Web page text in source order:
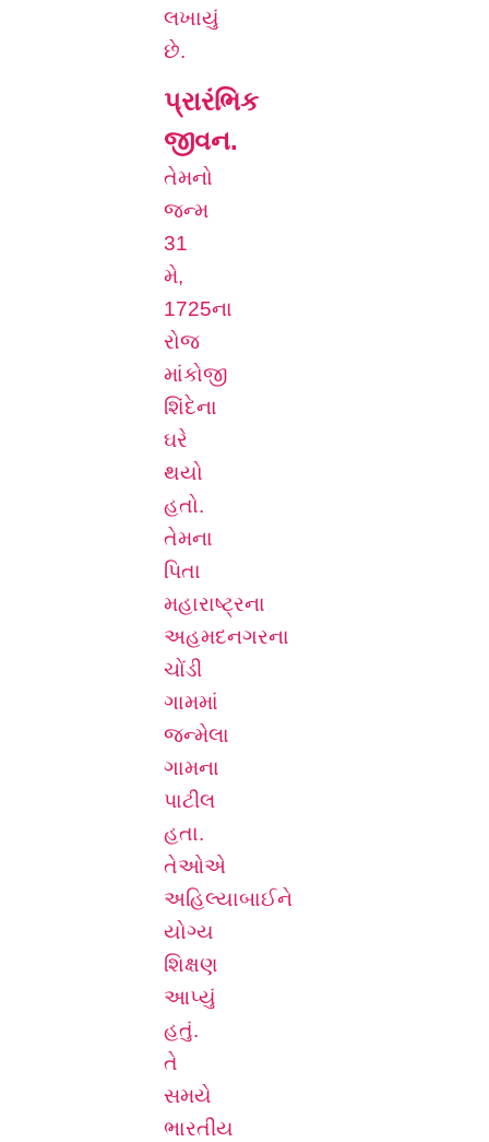
લખાયું
છે.
પ્રારંભિક
જીવન.
તેમનો
જન્મ
31
મે,
1725ના
રોજ
માંકોજી
શિંદેના
ઘરે
થયો
હતો.
તેમના
પિતા
મહારાષ્ટ્રના
અહમદનગરના
ચોંડી
ગામમાં
જન્મેલા
ગામના
પાટીલ
હતા.
તેઓએ
અહિલ્યાબાઈને
યોગ્ય
શિક્ષણ
આપ્યું
હતું.
તે
સમયે
ભારતીય